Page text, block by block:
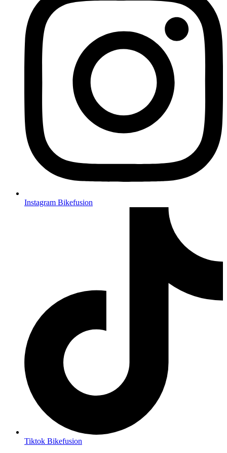
Instagram Bikefusion
Tiktok Bikefusion